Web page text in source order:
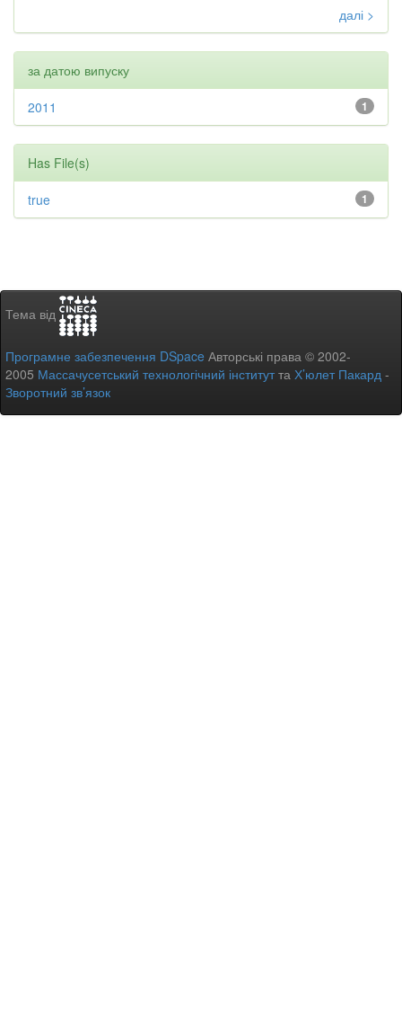
далі >
за датою випуску
1
2011
Has File(s)
1
true
Тема від
Програмне забезпечення DSpace Авторські права © 2002-
2005 Массачусетський технологічний інститутта Х’юлет Пакард -
Зворотний зв’язок